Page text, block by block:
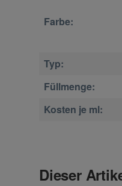
Farbe:
Typ:
Füllmenge:
Kosten je ml:
Dieser